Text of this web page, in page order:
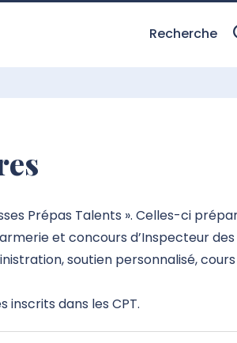
Recherche
Prépas Talents ». Celles-ci
et concours d’Inspecteur
soutien personnalisé,
inscrits dans les CPT.